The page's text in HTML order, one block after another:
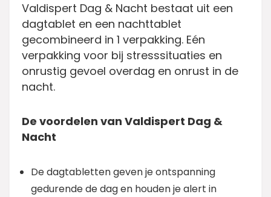
Valdispert Dag & Nacht bestaat uit een
dagtablet en een nachttablet
gecombineerd in 1 verpakking. Eén
verpakking voor bij stresssituaties en
onrustig gevoel overdag en onrust in de
nacht.
De voordelen van Valdispert Dag &
Nacht
De dagtabletten geven je ontspanning
gedurende de dag en houden je alert in